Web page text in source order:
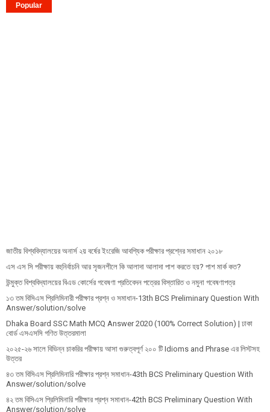
Popular
জাতীয় বিশ্ববিদ্যালয়ের অনার্স ২য় বর্ষের ইংরেজি আবশ্যিক পরীক্ষার প্রশ্নের সমাধান ২০১৮
এস এস সি পরীক্ষায় বহুনির্বাচনি আর সৃজনশীলে কি আলাদা আলাদা পাশ করতে হয়? পাশ মার্ক কত?
উন্মুক্ত বিশ্ববিদ্যালয়ের বিএড কোর্সের গবেষণা প্রতিবেদন পত্রের বিস্তারিত ও নমুনা গবেষণাপত্র
১৩ তম বিসিএস প্রি‌লি‌মিনারী পরীক্ষার প্রশ্ন ও সমাধান-13th BCS Preliminary Question With
Answer/solution/solve
Dhaka Board SSC Math MCQ Answer 2020 (100% Correct Solution) | ঢাকা
বোর্ড এসএসসি গণিত উত্তরমালা
২০২৫-২৬ সালে বিভিন্ন চাকরির পরীক্ষায় আসা গুরুত্বপূর্ণ ২০০ টি Idioms and Phrase এর লিস্টসহ
উত্তর
৪৩ তম বিসিএস প্রিলিমিনারি পরীক্ষার প্রশ্ন সমাধান-43th BCS Preliminary Question With
Answer/solution/solve
৪২ তম বিসিএস প্রিলিমিনারি পরীক্ষার প্রশ্ন সমাধান-42th BCS Preliminary Question With
Answer/solution/solve